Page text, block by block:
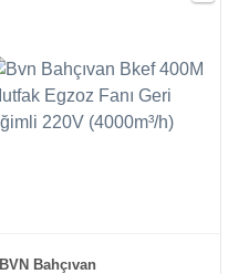
BVN Bahçıvan